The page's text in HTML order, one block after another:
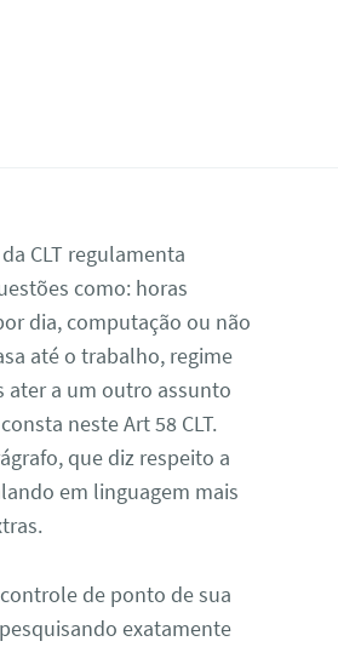
CLT regulamenta
como: horas
dia, computação ou não
até o trabalho, regime
ater a um outro assunto
neste Art 58 CLT.
que diz respeito a
em linguagem mais
de ponto de sua
exatamente